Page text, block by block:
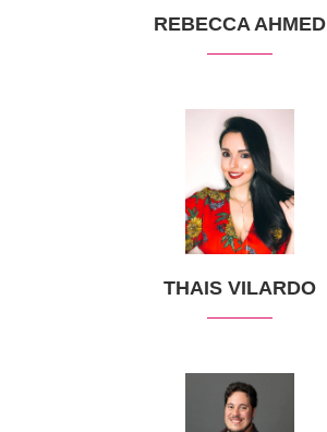
REBECCA AHMED
THAIS VILARDO